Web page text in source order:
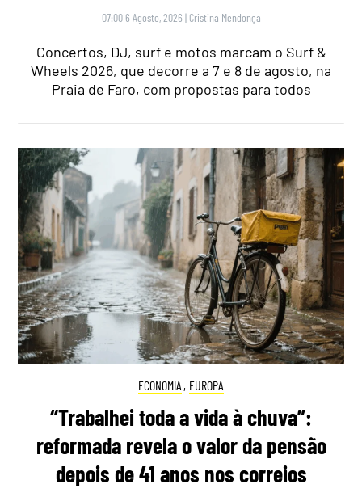
07:00 6 Agosto, 2026 | Cristina Mendonça
Concertos, DJ, surf e motos marcam o Surf &
Wheels 2026, que decorre a 7 e 8 de agosto, na
Praia de Faro, com propostas para todos
ECONOMIA , EUROPA
“Trabalhei toda a vida à chuva”:
reformada revela o valor da pensão
depois de 41 anos nos correios